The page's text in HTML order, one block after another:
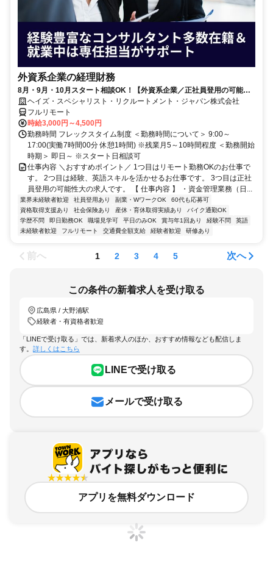
外資系企業の経理財務
8月・9月・10月スタート相談OK！【外資系企業／正社員登用の可能性
大／700万～800万／リモート勤務OK】経理財務
ヘイズ・スペシャリスト・リクルートメント・ジャパン株式会社
フルリモート
時給3,000円～4,500円
勤務時間 フレックスタイム制度 ＜勤務時間について＞ 9:00～
17:00(実働7時間00分 休憩1時間) ※残業月5～10時間程度 ＜勤務開始
時期＞ 即日～ ※スタート日相談可
仕事内容 ＼おすすめポイント／ 1つ目はリモート勤務OKのお仕事で
す。 2つ目は経験、英語スキルを活かせるお仕事です。 3つ目は正社
員登用の可能性大の求人です。 【 仕事内容 】 ・資金管理業務（日...
業界未経験者歓迎 社員登用あり 副業・WワークOK
60代も応募可
資格取得支援あり
社会保険あり 産休・育休取得実績あり
バイク通勤OK
学歴不問
即日勤務OK 職場見学可 平日のみOK 賞与年1回あり 経験不問
英語
未経験者歓迎
フルリモート 交通費全額支給 経験者歓迎 研修あり
前へ 1 2 3 4 5 次へ
この条件の新着求人を受け取る
広島県 / 大野浦駅
経験者・有資格者歓迎
「LINEで受け取る」では、新着求人のほか、おすすめ情報なども配信しま
す。 詳しくはこちら
LINEで受け取る
メールで受け取る
アプリを無料ダウンロード